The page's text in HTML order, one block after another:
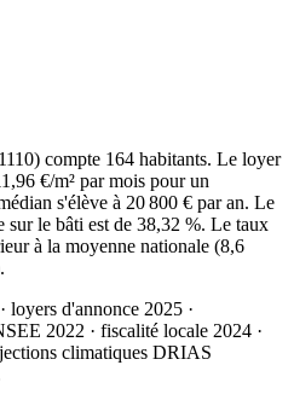
compte 164 habitants. Le loyer
€/m² par mois pour un
s'élève à 20 800 € par an. Le
sur le bâti est de 38,32 %. Le taux
à la moyenne nationale (8,6
d'annonce 2025 ·
2022 · fiscalité locale 2024 ·
climatiques DRIAS